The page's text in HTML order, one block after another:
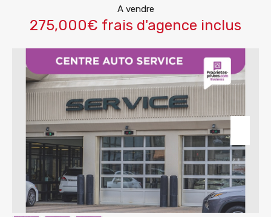
A vendre
275,000€ frais d'agence inclus